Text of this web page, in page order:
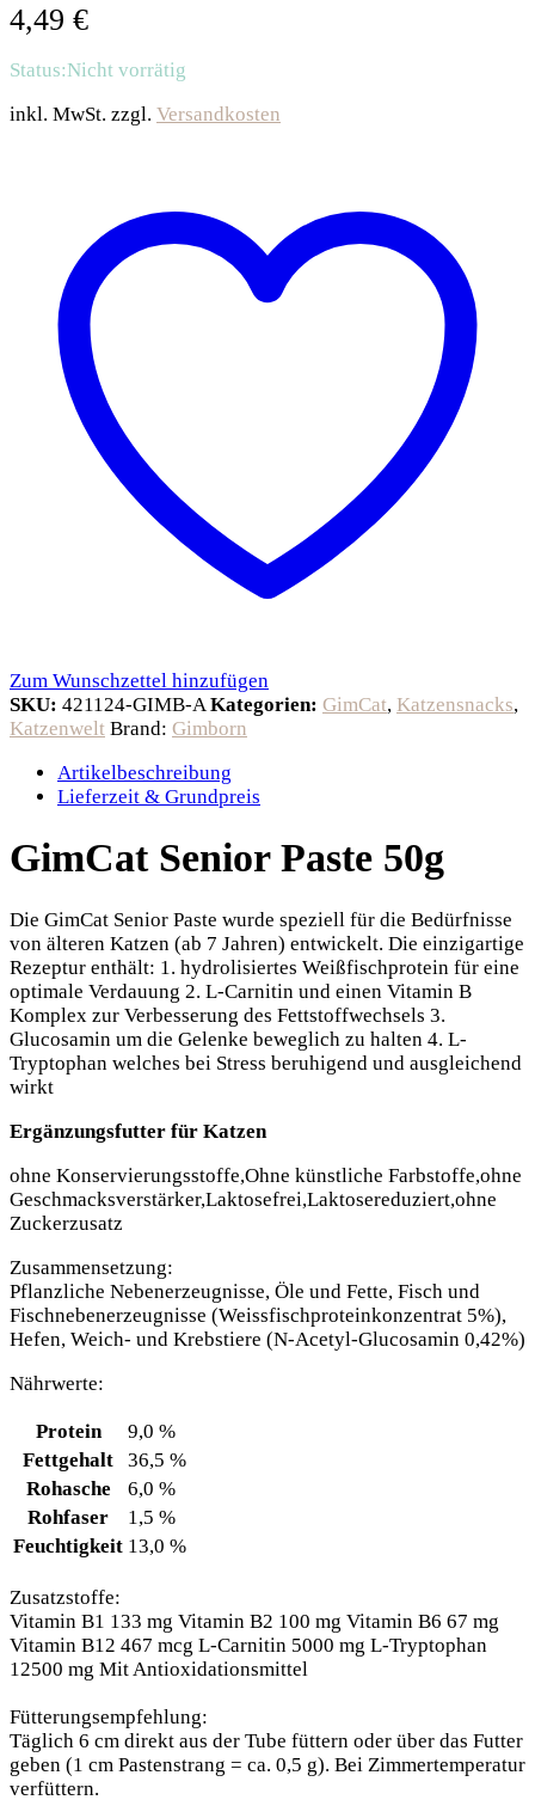
4,49 €
Status:Nicht vorrätig
inkl. MwSt. zzgl. Versandkosten
Zum Wunschzettel hinzufügen
SKU: 421124-GIMB-A Kategorien: GimCat, Katzensnacks,
Katzenwelt Brand: Gimborn
Artikelbeschreibung
Lieferzeit & Grundpreis
GimCat Senior Paste 50g
Die GimCat Senior Paste wurde speziell für die Bedürfnisse
von älteren Katzen (ab 7 Jahren) entwickelt. Die einzigartige
Rezeptur enthält: 1. hydrolisiertes Weißfischprotein für eine
optimale Verdauung 2. L-Carnitin und einen Vitamin B
Komplex zur Verbesserung des Fettstoffwechsels 3.
Glucosamin um die Gelenke beweglich zu halten 4. L-
Tryptophan welches bei Stress beruhigend und ausgleichend
wirkt
Ergänzungsfutter für Katzen
ohne Konservierungsstoffe,Ohne künstliche Farbstoffe,ohne
Geschmacksverstärker,Laktosefrei,Laktosereduziert,ohne
Zuckerzusatz
Zusammensetzung:
Pflanzliche Nebenerzeugnisse, Öle und Fette, Fisch und
Fischnebenerzeugnisse (Weissfischproteinkonzentrat 5%),
Hefen, Weich- und Krebstiere (N-Acetyl-Glucosamin 0,42%)
Nährwerte:
Protein
9,0 %
Fettgehalt
36,5 %
Rohasche
6,0 %
Rohfaser
1,5 %
Feuchtigkeit 13,0 %
Zusatzstoffe:
Vitamin B1 133 mg Vitamin B2 100 mg Vitamin B6 67 mg
Vitamin B12 467 mcg L-Carnitin 5000 mg L-Tryptophan
12500 mg Mit Antioxidationsmittel
Fütterungsempfehlung:
Täglich 6 cm direkt aus der Tube füttern oder über das Futter
geben (1 cm Pastenstrang = ca. 0,5 g). Bei Zimmertemperatur
verfüttern.